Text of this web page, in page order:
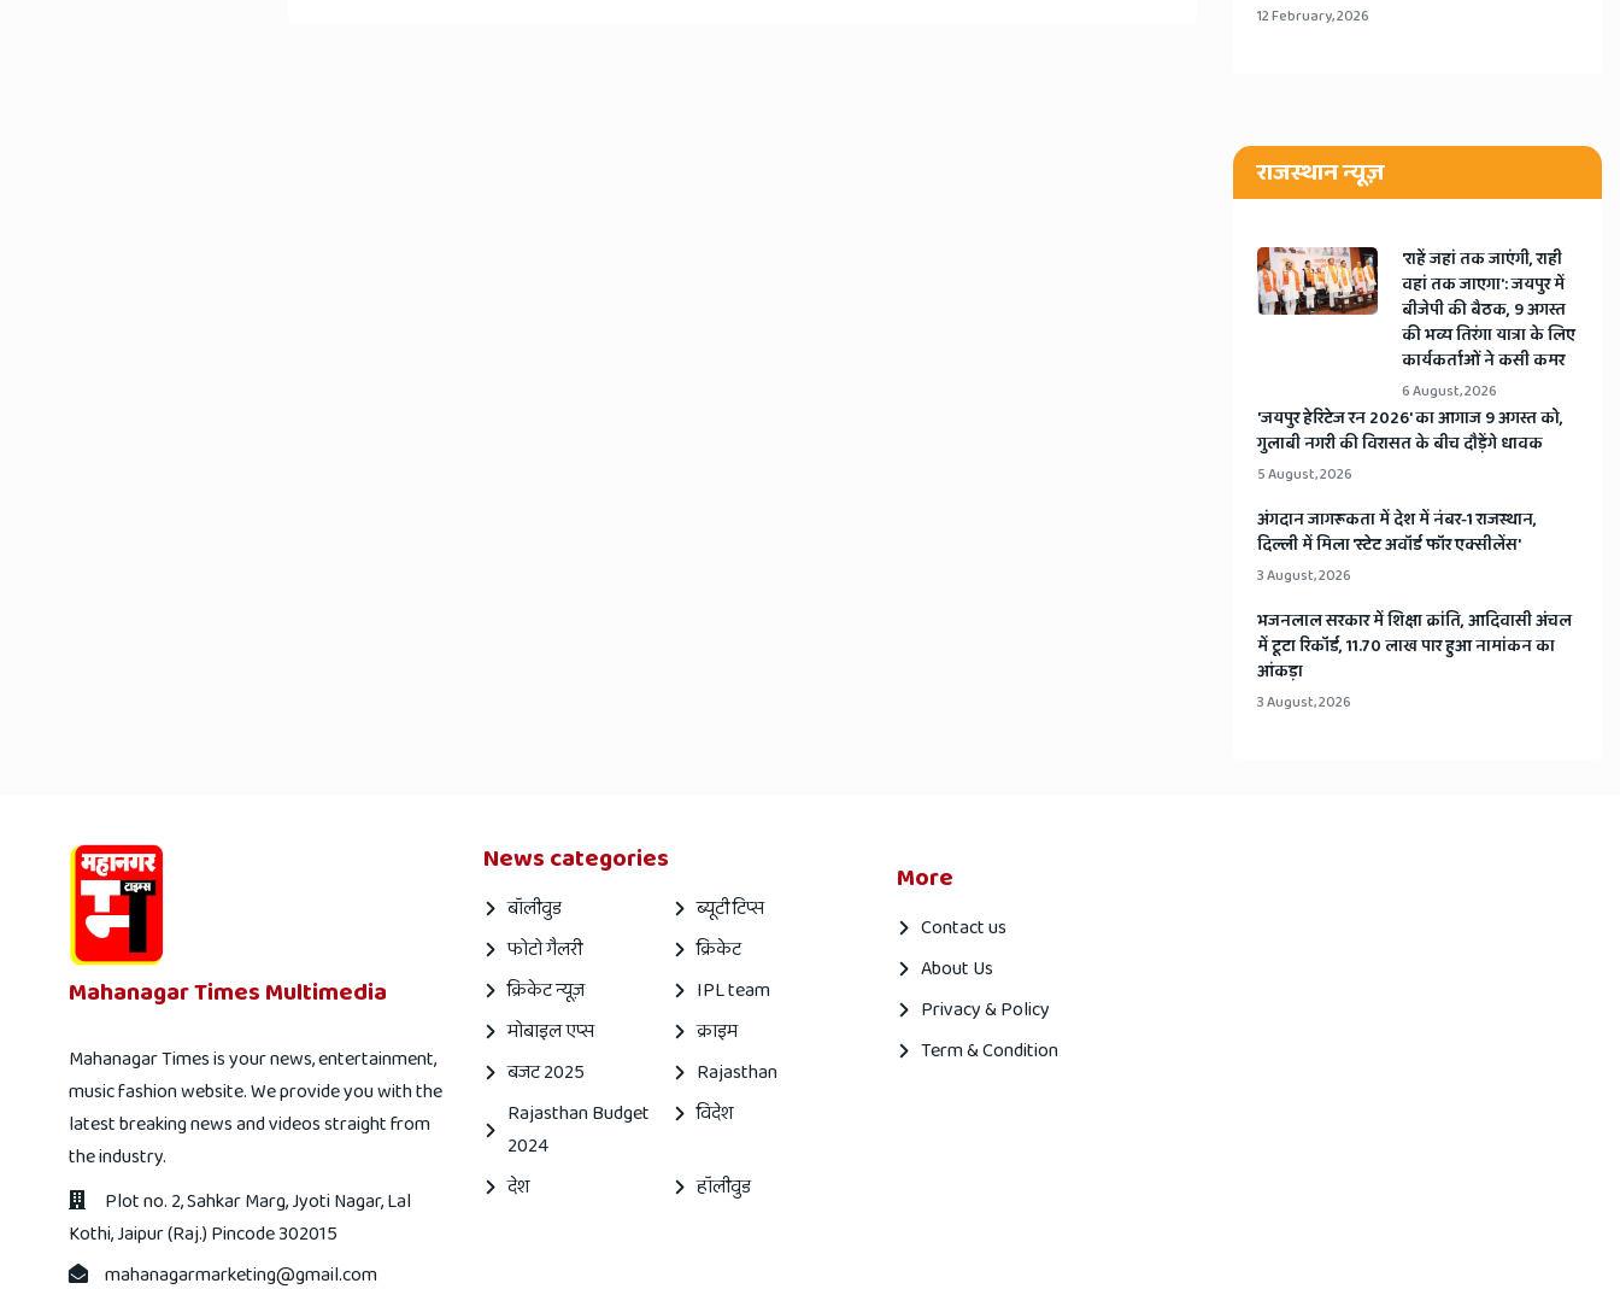
12 February, 2026
राजस्थान न्यूज़
'राहें जहां तक जाएंगी, राही
वहां तक जाएगा': जयपुर में
बीजेपी की बैठक, 9 अगस्त
की भव्य तिरंगा यात्रा के लिए
कार्यकर्ताओं ने कसी कमर
6 August, 2026
​'जयपुर हेरिटेज रन 2026' का आगाज 9 अगस्त को,
गुलाबी नगरी की विरासत के बीच दौड़ेंगे धावक
5 August, 2026
अंगदान जागरूकता में देश में नंबर-1 राजस्थान,
दिल्ली में मिला 'स्टेट अवॉर्ड फॉर एक्सीलेंस'
3 August, 2026
भजनलाल सरकार में शिक्षा क्रांति, आदिवासी अंचल
में टूटा रिकॉर्ड, 11.70 लाख पार हुआ नामांकन का
आंकड़ा
3 August, 2026
Mahanagar Times Multimedia
Mahanagar Times is your news, entertainment,
music fashion website. We provide you with the
latest breaking news and videos straight from
the industry.
Plot no. 2, Sahkar Marg, Jyoti Nagar, Lal
Kothi, Jaipur (Raj.) Pincode 302015
mahanagarmarketing@gmail.com
News categories
बॉलीवुड
ब्यूटी टिप्स
फोटो गैलरी
क्रिकेट
क्रिकेट न्यूज़
IPL team
मोबाइल एप्स
क्राइम
बजट 2025
Rajasthan
Rajasthan Budget
2024
विदेश
देश हॉलीवुड
More
Contact us
About Us
Privacy & Policy
Term & Condition